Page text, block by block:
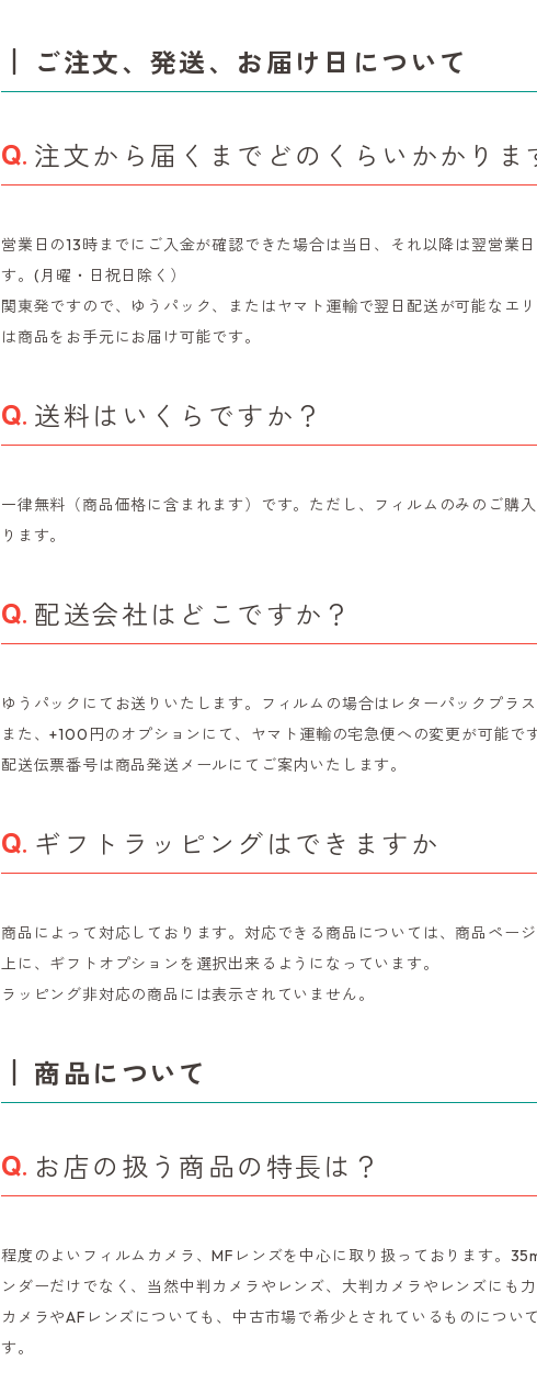
ご注文、発送、お届け日について
注文から届くまでどのくらいかかりま
営業日の13時までにご入金が確認できた場合は当日、それ以降は翌営業
す。(月曜・日祝日除く）
関東発ですので、ゆうパック、またはヤマト運輸で翌日配送が可能なエ
は商品をお手元にお届け可能です。
送料はいくらですか？
一律無料（商品価格に含まれます）です。ただし、フィルムのみのご購
ります。
配送会社はどこですか？
ゆうパックにてお送りいたします。フィルムの場合はレターパックプラス
また、+100円のオプションにて、ヤマト運輸の宅急便への変更が可能です
配送伝票番号は商品発送メールにてご案内いたします。
ギフトラッピングはできますか
商品によって対応しております。対応できる商品については、商品ペー
上に、ギフトオプションを選択出来るようになっています。
ラッピング非対応の商品には表示されていません。
商品について
お店の扱う商品の特長は？
程度のよいフィルムカメラ、MFレンズを中心に取り扱っております。
ンダーだけでなく、当然中判カメラやレンズ、大判カメラやレンズにも
カメラやAFレンズについても、中古市場で希少とされているものについ
す。